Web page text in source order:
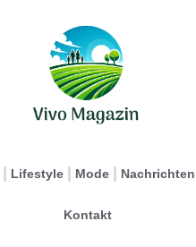
Lifestyle Mode Nachrichten
Kontakt